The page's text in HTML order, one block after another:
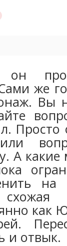
же
Вы
Просто
А
как
и отвык.